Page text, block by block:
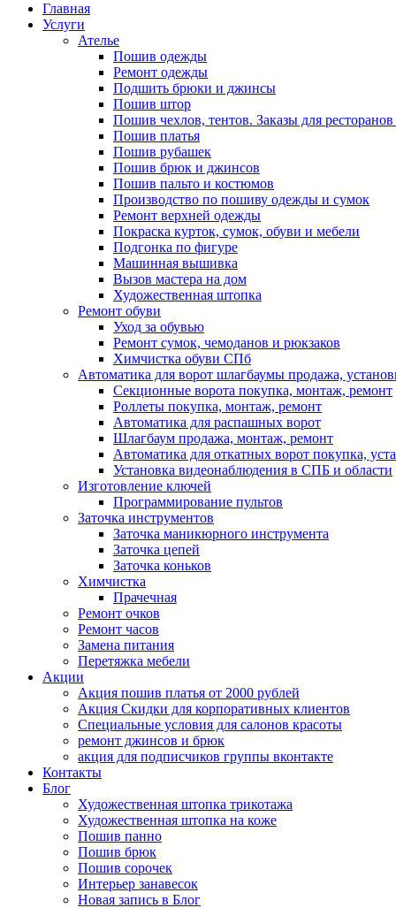
Главная
Услуги
Ателье
Пошив одежды
Ремонт одежды
Подшить брюки и джинсы
Пошив штор
Пошив чехлов, тентов. Заказы для
Пошив платья
Пошив рубашек
Пошив брюк и джинсов
Пошив пальто и костюмов
Производство по пошиву одежды и сумок
Ремонт верхней одежды
Покраска курток, сумок, обуви и мебели
Подгонка по фигуре
Машинная вышивка
Вызов мастера на дом
Художественная штопка
Ремонт обуви
Уход за обувью
Ремонт сумок, чемоданов и рюкзаков
Химчистка обуви СПб
Автоматика для ворот шлагбаумы продажа,
Секционные ворота покупка, монтаж, ремонт
Роллеты покупка, монтаж, ремонт
Автоматика для распашных ворот
Шлагбаум продажа, монтаж, ремонт
Автоматика для откатных ворот покупка,
Установка видеонаблюдения в СПБ и области
Изготовление ключей
Программирование пультов
Заточка инструментов
Заточка маникюрного инструмента
Заточка цепей
Заточка коньков
Химчистка
Прачечная
Ремонт очков
Ремонт часов
Замена питания
Перетяжка мебели
Акции
Акция пошив платья от 2000 рублей
Акция Скидки для корпоративных клиентов
Специальные условия для салонов красоты
ремонт джинсов и брюк
акция для подписчиков группы вконтакте
Контакты
Блог
Художественная штопка трикотажа
Художественная штопка на коже
Пошив панно
Пошив брюк
Пошив сорочек
Интерьер занавесок
Новая запись в Блог